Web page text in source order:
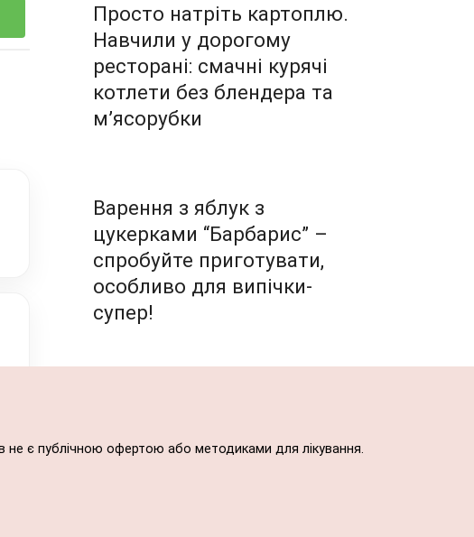
Просто натріть картоплю.
Навчили у дорогому
ресторані: смачні курячі
котлети без блендера та
м’ясорубки
Варення з яблук з
цукерками “Барбарис” –
спробуйте приготувати,
особливо для випічки-
супер!
не є публічною офертою або методиками для лікування.